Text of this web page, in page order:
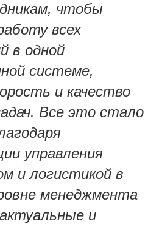
чтобы
всех
в одной
системе,
и качество
Все это стало
управления
и логистикой в
менеджмента
и